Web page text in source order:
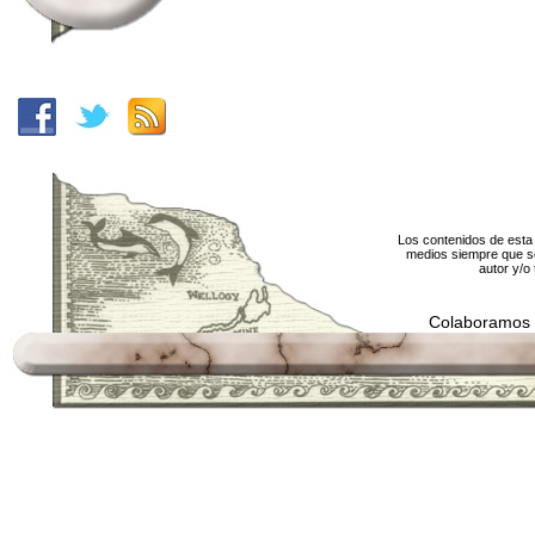
Los contenidos de
medios siempre que
autor y/o